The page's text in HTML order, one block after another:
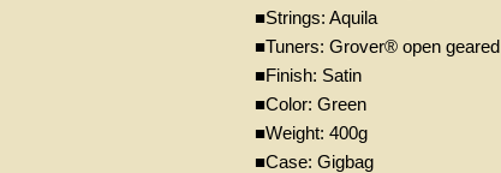
■Strings: Aquila
■Tuners: Grover® open geared
■Finish: Satin
■Color: Green
■Weight: 400g
■Case: Gigbag